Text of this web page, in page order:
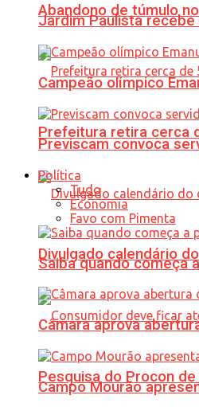
Abandono de túmulo
Prefeitura retira cerca
Divulgado calendário
Pesquisa do Procon
Jardim Paulista
Campeão olímpico
Previscam convoca
Política
Tudo
Economia
Favo com Pimenta
Saiba quando começa
Câmara aprova
Campo Mourão